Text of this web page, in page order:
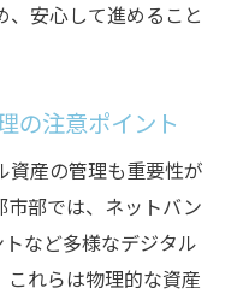
安心して進めること
の注意ポイント
資産の管理も重要性が
部では、ネットバン
など多様なデジタル
れらは物理的な資産